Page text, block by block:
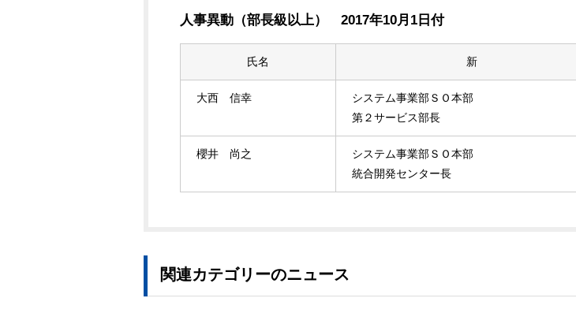
人事異動（部長級以上） 2017年10月1日付
氏名 新
大西 信幸
システム事業部ＳＯ本部
第２サービス部長
櫻井 尚之
システム事業部ＳＯ本部
統合開発センター長
関連カテゴリーのニュース